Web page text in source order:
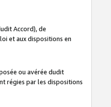
Accord), de
et aux dispositions en
ou avérée dudit
régies par les dispositions